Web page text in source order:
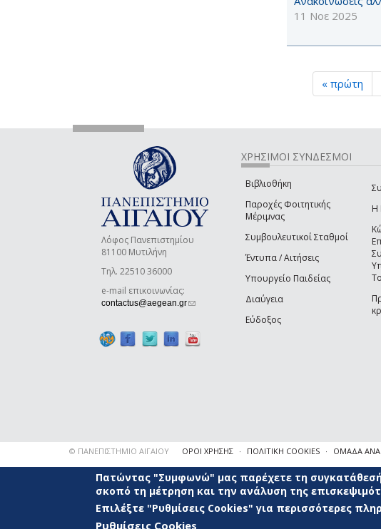
11 Νοε 2025
« πρώτη
Λόφος Πανεπιστημίου
81100 Μυτιλήνη
Τηλ. 22510 36000
e-mail επικοινωνίας:
contactus@aegean.gr(link sends e-mail)
ΧΡΗΣΙΜΟΙ ΣΥΝΔΕΣΜΟΙ
Βιβλιοθήκη
Παροχές Φοιτητικής
Μέριμνας
Συμβουλευτικοί Σταθμοί
Έντυπα / Αιτήσεις
Υπουργείο Παιδείας
Διαύγεια
Εύδοξος
Η
© ΠΑΝΕΠΙΣΤΗΜΙΟ ΑΙΓΑΙΟΥ ΟΡΟΙ ΧΡΗΣΗΣ ΠΟΛΙΤΙΚΗ COOKIES ΟΜΑΔΑ
Πατώντας "Συμφωνώ" μας παρέχετε τη
σκοπό τη μέτρηση και την ανάλυση της
Επιλέξτε "Ρυθμίσεις Cookies" για περισσότερες
Ρυθμίσεις Cookies